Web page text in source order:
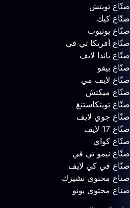
صنّاع تويتش
صنّاع كيك
صنّاع يوتيوب
صنّاع أفريكا تي في
صنّاع باندا لايف
صنّاع بيقو
صنّاع لايف مي
صنّاع ميكتش
صنّاع تويتكاستنغ
صنّاع جوي لايف
صنّاع 17 لايف
صنّاع كواي
صنّاع نيمو تي في
صنّاع في كي لايف
صناع محتوى تشيزك
صناع محتوى يونو